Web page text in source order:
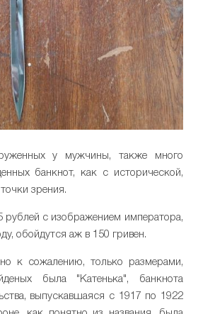
у мужчины, также много
банкнот, как с исторической,
зрения.
рублей с изображением императора,
обойдутся аж в 150 гривен.
к сожалению, только размерами,
была "Катенька", банкнота
выпускавшаяся с 1917 по 1922